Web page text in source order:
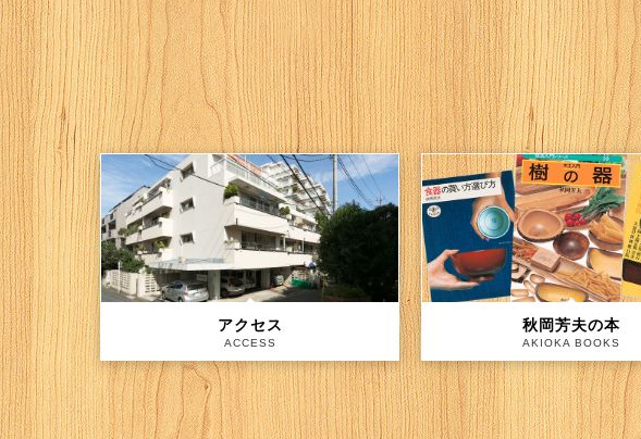
アクセス
ACCESS
秋岡芳夫の本
AKIOKA BOOKS